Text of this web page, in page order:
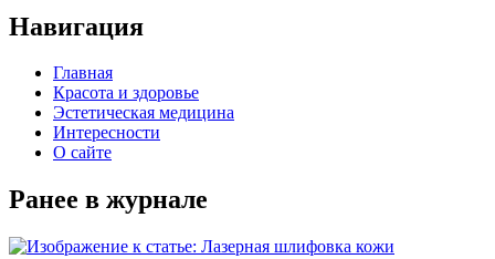
Навигация
Главная
Красота и здоровье
Эстетическая медицина
Интересности
О сайте
Ранее в журнале